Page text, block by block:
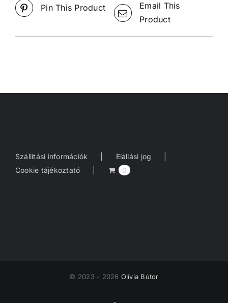
Pin This Product
Email This
Product
Szállítási információk
Elállási jog
Cookie tájékoztató
0
© 2023 - 2026 Olívia Bútor